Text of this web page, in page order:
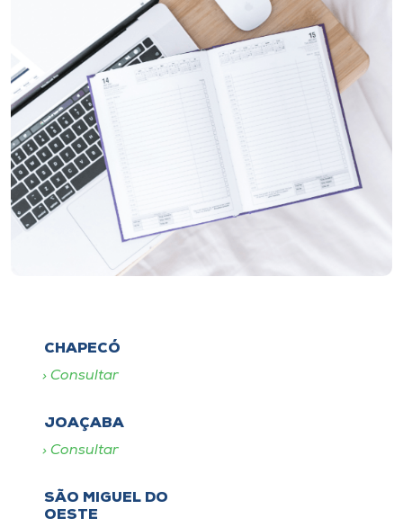
CHAPECÓ
Consultar
JOAÇABA
Consultar
SÃO MIGUEL DO
OESTE